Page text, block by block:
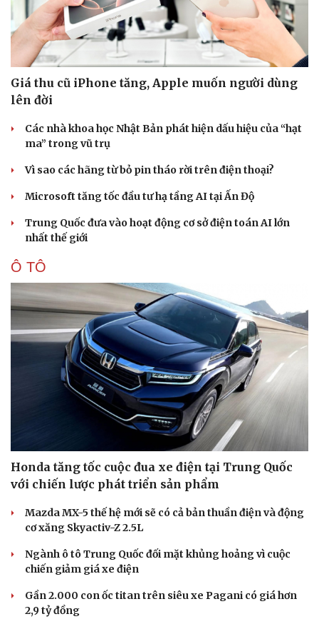
Tư vấn luật
Phân tích
Giá thu cũ iPhone tăng, Apple muốn người dùng
lên đời
Các nhà khoa học Nhật Bản phát hiện dấu hiệu của “hạt
ma” trong vũ trụ
Vì sao các hãng từ bỏ pin tháo rời trên điện thoại?
Microsoft tăng tốc đầu tư hạ tầng AI tại Ấn Độ
Trung Quốc đưa vào hoạt động cơ sở điện toán AI lớn
nhất thế giới
Ô TÔ
Honda tăng tốc cuộc đua xe điện tại Trung Quốc
với chiến lược phát triển sản phẩm
Mazda MX-5 thế hệ mới sẽ có cả bản thuần điện và động
cơ xăng Skyactiv-Z 2.5L
Ngành ô tô Trung Quốc đối mặt khủng hoảng vì cuộc
chiến giảm giá xe điện
Gần 2.000 con ốc titan trên siêu xe Pagani có giá hơn
2,9 tỷ đồng